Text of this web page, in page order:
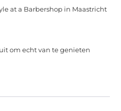
at a Barbershop in Maastricht
om echt van te genieten